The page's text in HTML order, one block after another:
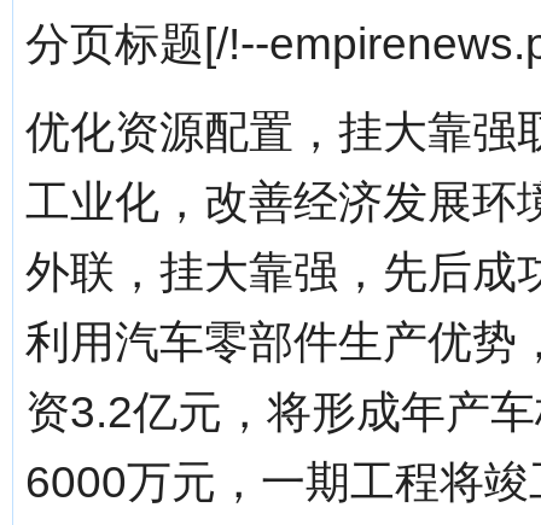
分页标题[/!--
优化资源配置，挂大靠强
工业化，改善经济发展环
外联，挂大靠强，先后成
利用汽车零部件生产优势
资3.2亿元，将形成年产
6000万元，一期工程将